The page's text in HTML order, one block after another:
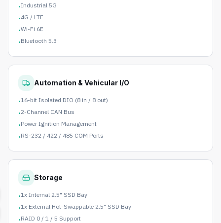
•Industrial 5G
•4G / LTE
•Wi-Fi 6E
•Bluetooth 5.3
Automation & Vehicular I/O
•16-bit Isolated DIO (8 in / 8 out)
•2-Channel CAN Bus
•Power Ignition Management
•RS-232 / 422 / 485 COM Ports
Storage
•1x Internal 2.5" SSD Bay
•1x External Hot-Swappable 2.5" SSD Bay
•RAID 0 / 1 / 5 Support